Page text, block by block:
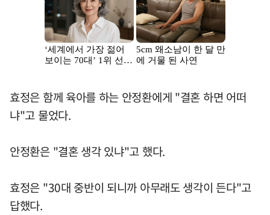
효정은 함께 육아를 하는 안정환에게 "결혼 하면 어떠
냐"고 물었다.
안정환은 "결혼 생각 있냐"고 했다.
효정은 "30대 중반이 되니까 아무래도 생각이 든다"고
답했다.